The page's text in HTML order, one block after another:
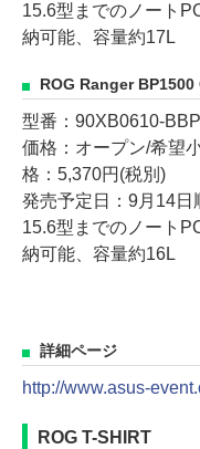
15.6型までのノート
納可能、容量約17L
ROG Ranger
型番：90XB0610-
価格：オープン/希望
格：5,370円(税別)
発売予定日：9月14日
15.6型までのノート
納可能、容量約16L
詳細ページ
http://www.asus-
ROG T-SHIRT